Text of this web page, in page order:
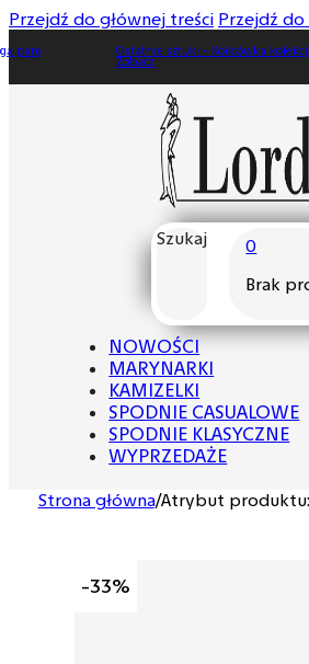
Przejdź do głównej treści Przejdź
Ostatnie sztuki - Końcówka kolekcji.
Zobacz
Szukaj
0
Brak
NOWOŚCI
MARYNARKI
KAMIZELKI
SPODNIE CASUALOWE
SPODNIE KLASYCZNE
WYPRZEDAŻE
Strona główna/Atrybut
-33%